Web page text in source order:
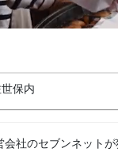
保内
社のセブンネット